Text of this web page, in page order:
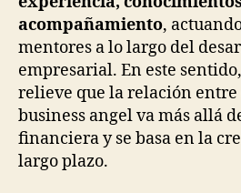
acompañamiento,
mentores a lo largo del
empresarial. En este
relieve que la relación
business angel va más allá
financiera y se basa en la
largo plazo.